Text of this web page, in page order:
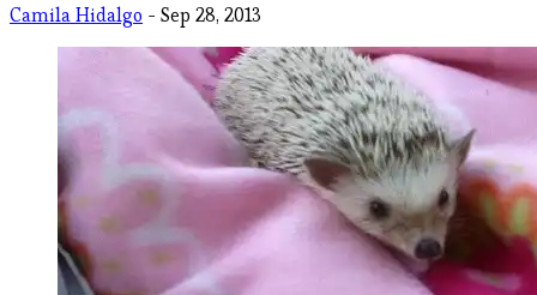
Camila Hidalgo - Sep 28, 2013